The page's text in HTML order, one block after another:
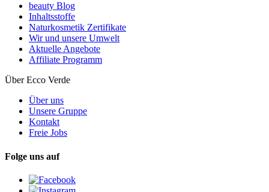
beauty Blog
Inhaltsstoffe
Naturkosmetik Zertifikate
Wir und unsere Umwelt
Aktuelle Angebote
Affiliate Programm
Über Ecco Verde
Über uns
Unsere Gruppe
Kontakt
Freie Jobs
Folge uns auf